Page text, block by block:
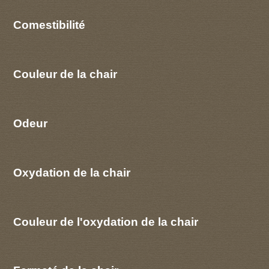
Comestibilité
Couleur de la chair
Odeur
Oxydation de la chair
Couleur de l'oxydation de la chair